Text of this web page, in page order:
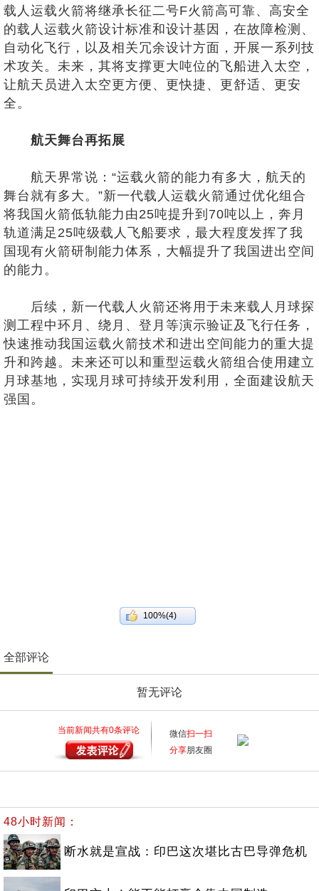
载人运载火箭将继承长征二号F火箭高可靠、高安全
的载人运载火箭设计标准和设计基因，在故障检测、
自动化飞行，以及相关冗余设计方面，开展一系列技
术攻关。未来，其将支撑更大吨位的飞船进入太空，
让航天员进入太空更方便、更快捷、更舒适、更安
全。
航天舞台再拓展
航天界常说：“运载火箭的能力有多大，航天的
舞台就有多大。”新一代载人运载火箭通过优化组合
将我国火箭低轨能力由25吨提升到70吨以上，奔月
轨道满足25吨级载人飞船要求，最大程度发挥了我
国现有火箭研制能力体系，大幅提升了我国进出空间
的能力。
后续，新一代载人火箭还将用于未来载人月球探
测工程中环月、绕月、登月等演示验证及飞行任务，
快速推动我国运载火箭技术和进出空间能力的重大提
升和跨越。未来还可以和重型运载火箭组合使用建立
月球基地，实现月球可持续开发利用，全面建设航天
强国。
100%(4)
全部评论
暂无评论
当前新闻共有0条评论 微信扫一扫
分享朋友圈
48小时新闻：
断水就是宣战：印巴这次堪比古巴导弹危机